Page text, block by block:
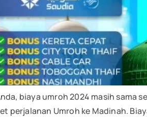
biaya umroh 2024 masih sama
perjalanan Umroh ke Madinah.